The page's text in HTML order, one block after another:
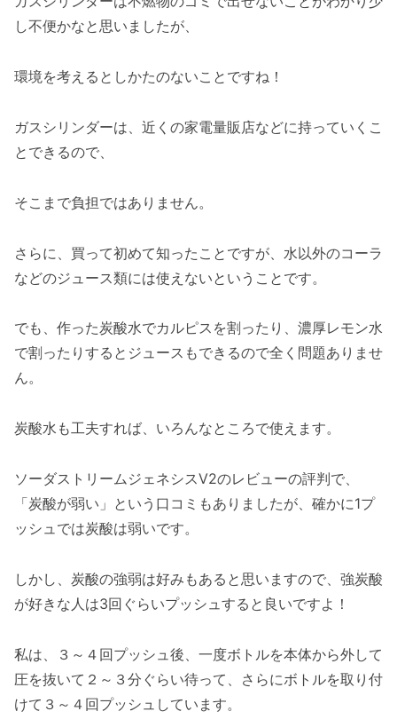
し不便かなと思いましたが、
環境を考えるとしかたのないことですね！
ガスシリンダーは、近くの家電量販店などに持っていくこ
とできるので、
そこまで負担ではありません。
さらに、買って初めて知ったことですが、水以外のコーラ
などのジュース類には使えないということです。
でも、作った炭酸水でカルピスを割ったり、濃厚レモン水
で割ったりするとジュースもできるので全く問題ありませ
ん。
炭酸水も工夫すれば、いろんなところで使えます。
ソーダストリームジェネシスV2のレビューの評判で、
「炭酸が弱い」という口コミもありましたが、確かに1プ
ッシュでは炭酸は弱いです。
しかし、炭酸の強弱は好みもあると思いますので、強炭酸
が好きな人は3回ぐらいプッシュすると良いですよ！
私は、３～４回プッシュ後、一度ボトルを本体から外して
圧を抜いて２～３分ぐらい待って、さらにボトルを取り付
けて３～４回プッシュしています。